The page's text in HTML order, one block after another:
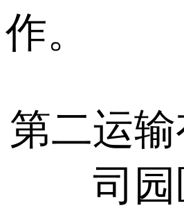
作。
第二运
司园